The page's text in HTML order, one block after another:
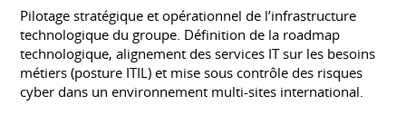
Pilotage stratégique et opérationnel de l’infrastructure
technologique du groupe. Définition de la roadmap
technologique, alignement des services IT sur les besoins
métiers (posture ITIL) et mise sous contrôle des risques
cyber dans un environnement multi-sites international.